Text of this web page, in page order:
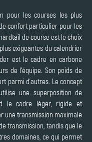
pour les courses les plus
confort particulier pour les
de course est le choix
exigeantes du calendrier
est le cadre en carbone
de l'équipe. Son poids de
parmi d'autres. Le concept
une superposition de
le cadre léger, rigide et
une transmission maximale
transmission, tandis que le
domaines, ce qui permet